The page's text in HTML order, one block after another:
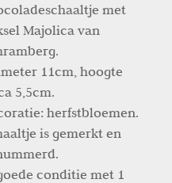
met
Majolica van
11cm, hoogte
5,5cm.
herfstbloemen.
is gemerkt en
conditie met 1